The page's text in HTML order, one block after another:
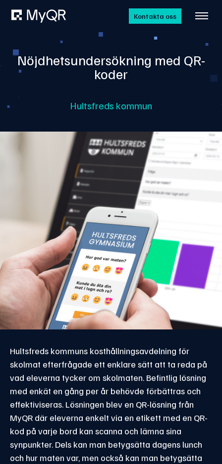
Kontakta oss
Nöjdhetsundersökning med QR-
koder
Hultsfreds kommun
Hultsfreds kommuns kosthållningsavdelning för
skolmat efterfrågade ett enklare sätt att ta reda på
vad eleverna tycker om skolmaten. Befintlig lösning
med enkät en gång per år behövde förbättras och
effektiviseras. Lösningen blev en QR-lösning från
MyQR där eleverna enkelt via en etikett med en QR-
kod på varje bord kan scanna och lämna sina
synpunkter. Dels kan man betygsätta dagens lunch
och hur maten var, men också kan man betygsätta